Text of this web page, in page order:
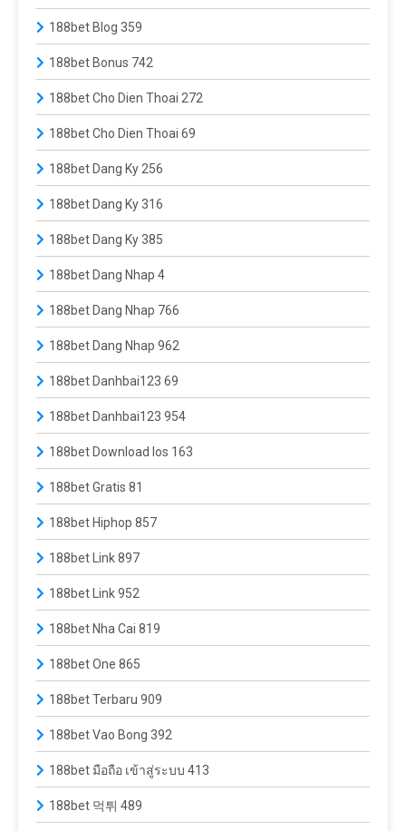
188bet Blog 359
188bet Bonus 742
188bet Cho Dien Thoai 272
188bet Cho Dien Thoai 69
188bet Dang Ky 256
188bet Dang Ky 316
188bet Dang Ky 385
188bet Dang Nhap 4
188bet Dang Nhap 766
188bet Dang Nhap 962
188bet Danhbai123 69
188bet Danhbai123 954
188bet Download Ios 163
188bet Gratis 81
188bet Hiphop 857
188bet Link 897
188bet Link 952
188bet Nha Cai 819
188bet One 865
188bet Terbaru 909
188bet Vao Bong 392
188bet มือถือ เข้าสู่ระบบ 413
188bet 먹튀 489